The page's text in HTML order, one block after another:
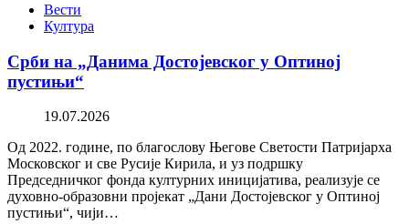
Вести
Култура
Срби на „Данима Достојевског у Оптиној
пустињи“
19.07.2026
Од 2022. године, по благослову Његове Светости Патријарха
Московског и све Русије Кирила, и уз подршку
Председничког фонда културних иницијатива, реализује се
духовно-образовни пројекат „Дани Достојевског у Оптиној
пустињи“, чији…